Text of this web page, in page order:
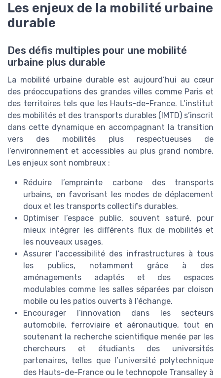
Les enjeux de la mobilité urbaine
durable
Des défis multiples pour une mobilité
urbaine plus durable
La mobilité urbaine durable est aujourd’hui au cœur
des préoccupations des grandes villes comme Paris et
des territoires tels que les Hauts-de-France. L’institut
des mobilités et des transports durables (IMTD) s’inscrit
dans cette dynamique en accompagnant la transition
vers des mobilités plus respectueuses de
l’environnement et accessibles au plus grand nombre.
Les enjeux sont nombreux :
Réduire l’empreinte carbone des transports
urbains, en favorisant les modes de déplacement
doux et les transports collectifs durables.
Optimiser l’espace public, souvent saturé, pour
mieux intégrer les différents flux de mobilités et
les nouveaux usages.
Assurer l’accessibilité des infrastructures à tous
les publics, notamment grâce à des
aménagements adaptés et des espaces
modulables comme les salles séparées par cloison
mobile ou les patios ouverts à l’échange.
Encourager l’innovation dans les secteurs
automobile, ferroviaire et aéronautique, tout en
soutenant la recherche scientifique menée par les
chercheurs et étudiants des universités
partenaires, telles que l’université polytechnique
des Hauts-de-France ou le technopole Transalley à